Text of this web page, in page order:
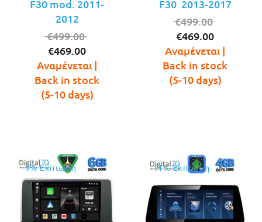
F30 mod. 2011-
2012
€499.00
was:
€499.00.
€469.00
τρέχουσα
τιμή
είναι:
Αναμένεται |
Back in stock
(5-10 days)
F30 2013-2017
€499.00
was:
€499.00.
€469.00
τρέχουσα
τιμή
είναι:
Αναμένεται |
Back in stock
(5-10 days)
9% Έκπτωση 11% Έκπτωση